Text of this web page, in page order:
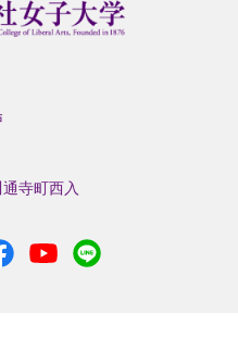
寺町西入